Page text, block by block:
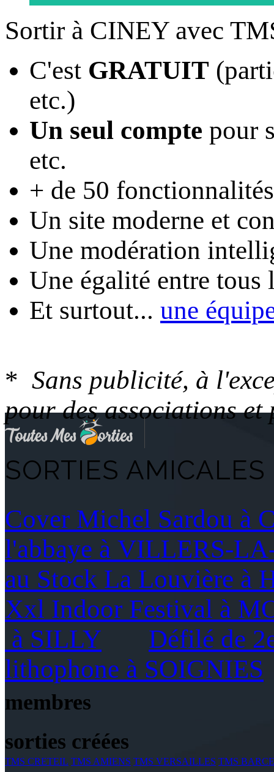
Sortir à CINEY avec
C'est GRATUIT
etc.)
Un seul compte pour
etc.
+ de 50
Un site moderne et
Une modération
Une égalité entre tous
Et surtout... une
* Sans publicité, à
pour des associations et
SORTIES
Cover Michel Sardou à
l'abbaye à VILLERS-
au Stock La Louvière à
Xxl Indoor Festival à
à SILLY
Défilé de
lithophone à SOIGNIES
membres
sorties créées
TMS CRETEIL TMS AMIENS TMS VERSAILLES TMS